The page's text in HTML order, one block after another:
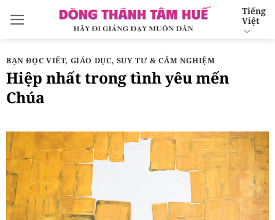
qua
nội
dung
Tiếng
Việt
BẠN ĐỌC VIẾT, GIÁO DỤC, SUY TƯ & CẢM NGHIỆM
Hiệp nhất trong tình yêu mến
Chúa